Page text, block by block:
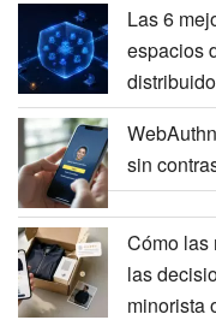
Las 6
espacios
sin
Cómo las
las
minorista